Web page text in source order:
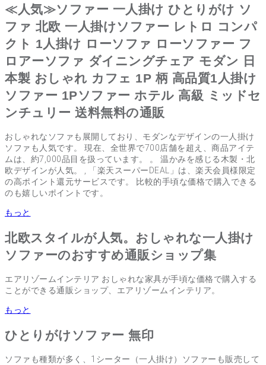
≪人気≫ソファー 一人掛け ひとりがけ ソ
ファ 北欧 一人掛けソファー レトロ コンパ
クト 1人掛け ローソファ ローソファー フ
ロアーソファ ダイニングチェア モダン 日
本製 おしゃれ カフェ 1P 柄 高品質1人掛け
ソファー 1Pソファー ホテル 高級 ミッドセ
ンチュリー 送料無料の通販
おしゃれなソファも展開しており、モダンなデザインの一人掛け
ソファも人気です。 現在、全世界で700店舗を超え、商品アイテ
ムは、約7,000品目を扱っています。 。 温かみを感じる木製・北
欧デザインが人気。 , 「楽天スーパーDEAL」は、楽天会員様限定
の高ポイント還元サービスです。 比較的手頃な価格で購入できる
のも嬉しいポイントです。
もっと
北欧スタイルが人気。おしゃれな一人掛け
ソファーのおすすめ通販ショップ集
エアリゾームインテリア おしゃれな家具が手頃な価格で購入する
ことができる通販ショップ、エアリゾームインテリア。
もっと
ひとりがけソファー 無印
ソファも種類が多く、1シーター（一人掛け）ソファーも販売して